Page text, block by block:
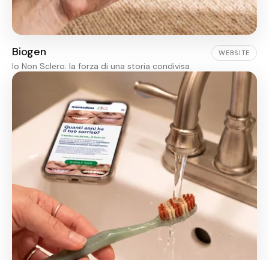
Biogen
Io Non Sclero: la forza di una storia condivisa
WEBSITE